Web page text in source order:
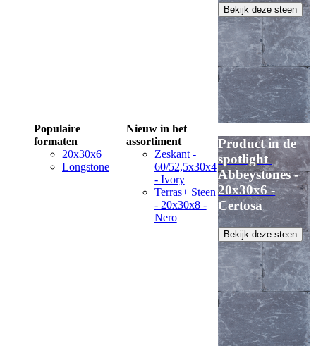
Bekijk deze steen
Populaire
formaten
20x30x6
Longstone
Nieuw in het
assortiment
Zeskant -
60/52,5x30x4
- Ivory
Terras+ Steen
- 20x30x8 -
Nero
Product in de
spotlight
Abbeystones -
20x30x6 -
Certosa
Bekijk deze steen